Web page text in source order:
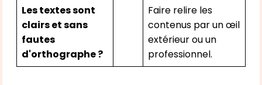
Les textes sont
clairs et sans
fautes
d'orthographe ?
Faire relire les
contenus par un œil
extérieur ou un
professionnel.